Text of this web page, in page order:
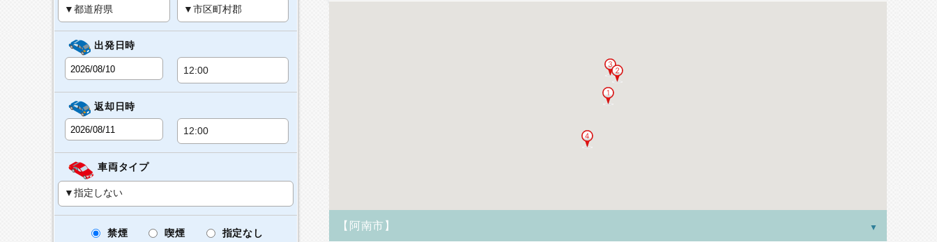
出発日時
返却日時
車両タイプ
禁煙 喫煙 指定なし
【阿南市】